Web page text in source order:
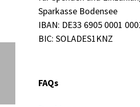
Sparkasse Bodensee
IBAN: DE33 6905 0001
BIC: SOLADES1KNZ
FAQs